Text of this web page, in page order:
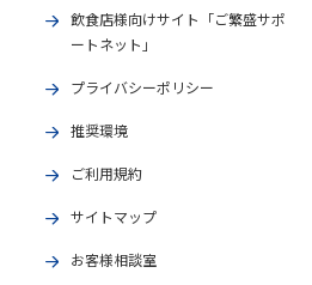
飲食店様向けサイト「ご繁盛サポ
ートネット」
プライバシーポリシー
推奨環境
ご利用規約
サイトマップ
お客様相談室